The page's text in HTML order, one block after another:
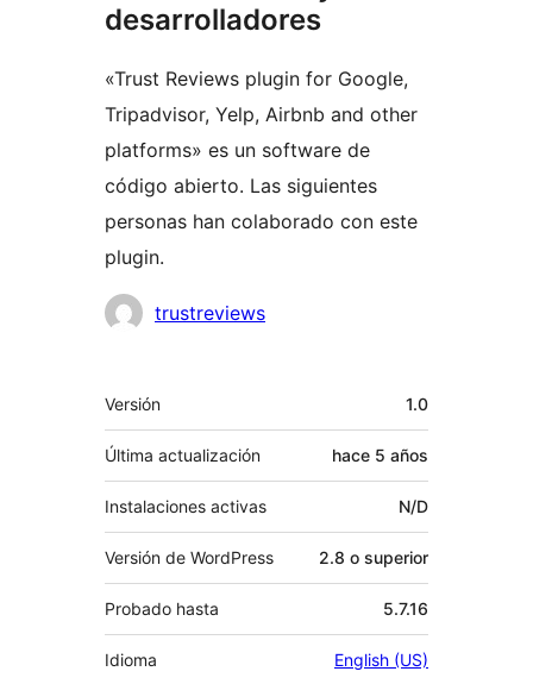
desarrolladores
«Trust Reviews plugin for Google,
Tripadvisor, Yelp, Airbnb and other
platforms» es un software de
código abierto. Las siguientes
personas han colaborado con este
plugin.
Colaboradores
trustreviews
Meta
Versión 1.0
Última actualización hace 5 años
Instalaciones activas N/D
Versión de WordPress 2.8 o superior
Probado hasta 5.7.16
Idioma English (US)